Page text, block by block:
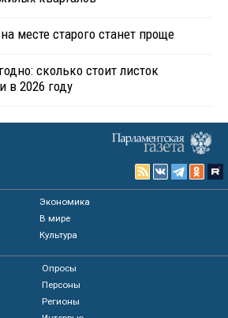
месте старого станет проще
сколько стоит листок
в 2026 году
Экономика
В мире
Культура
Опросы
Персоны
Регионы